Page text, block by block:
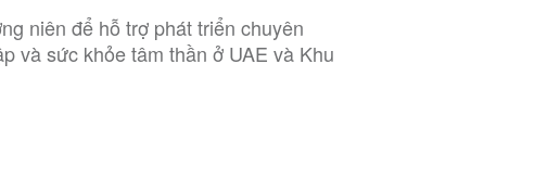
niên để hỗ trợ phát triển chuyên
và sức khỏe tâm thần ở UAE và Khu